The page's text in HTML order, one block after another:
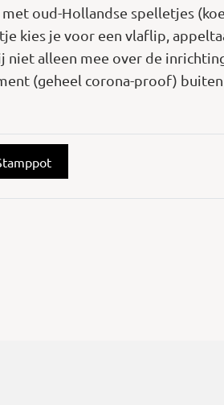
oud-Hollandse spelletjes
kies je voor een vlaflip,
niet alleen mee over de
(geheel corona-proof)